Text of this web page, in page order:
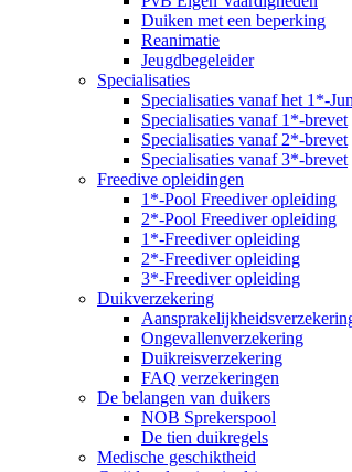
Duiken met een beperking
Reanimatie
Jeugdbegeleider
Specialisaties
Specialisaties vanaf het 1*-
Specialisaties vanaf 1*-brevet
Specialisaties vanaf 2*-brevet
Specialisaties vanaf 3*-brevet
Freedive opleidingen
1*-Pool Freediver opleiding
2*-Pool Freediver opleiding
1*-Freediver opleiding
2*-Freediver opleiding
3*-Freediver opleiding
Duikverzekering
Ongevallenverzekering
Duikreisverzekering
FAQ verzekeringen
De belangen van duikers
NOB Sprekerspool
De tien duikregels
Medische geschiktheid